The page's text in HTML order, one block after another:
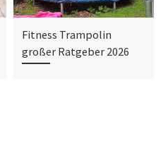
Fitness Trampolin
großer Ratgeber 2026